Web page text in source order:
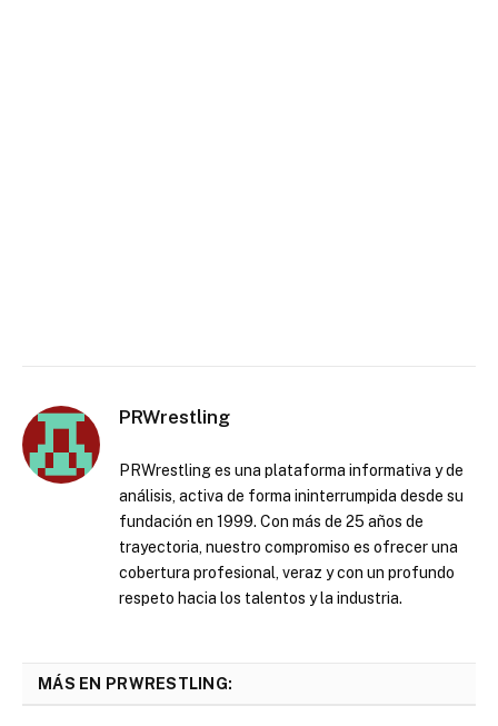
PRWrestling
PRWrestling es una plataforma informativa y de
análisis, activa de forma ininterrumpida desde su
fundación en 1999. Con más de 25 años de
trayectoria, nuestro compromiso es ofrecer una
cobertura profesional, veraz y con un profundo
respeto hacia los talentos y la industria.
MÁS EN PRWRESTLING: